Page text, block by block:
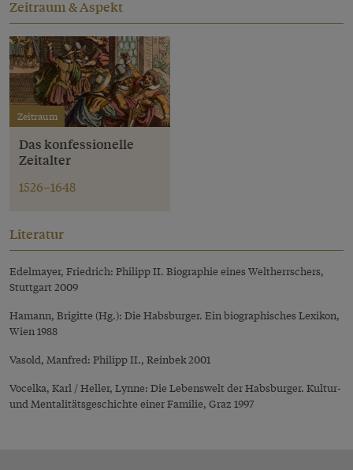
Zeitraum & Aspekt
Zeitraum
Das konfessionelle
Zeitalter
1526–1648
Literatur
Edelmayer, Friedrich: Philipp II. Biographie eines Weltherrschers,
Stuttgart 2009
Hamann, Brigitte (Hg.): Die Habsburger. Ein biographisches Lexikon,
Wien 1988
Vasold, Manfred: Philipp II., Reinbek 2001
Vocelka, Karl / Heller, Lynne: Die Lebenswelt der Habsburger. Kultur-
und Mentalitätsgeschichte einer Familie, Graz 1997